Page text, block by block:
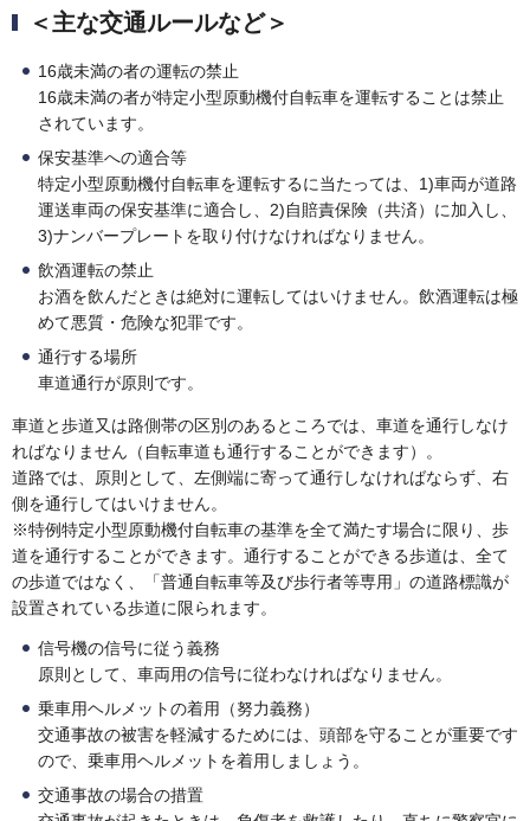
＜主な交通ルールなど＞
16歳未満の者の運転の禁止
16歳未満の者が特定小型原動機付自転車を運転することは禁止
されています。
保安基準への適合等
特定小型原動機付自転車を運転するに当たっては、1)車両が道路
運送車両の保安基準に適合し、2)自賠責保険（共済）に加入し、
3)ナンバープレートを取り付けなければなりません。
飲酒運転の禁止
お酒を飲んだときは絶対に運転してはいけません。飲酒運転は極
めて悪質・危険な犯罪です。
通行する場所
車道通行が原則です。
車道と歩道又は路側帯の区別のあるところでは、車道を通行しなけ
ればなりません（自転車道も通行することができます）。
道路では、原則として、左側端に寄って通行しなければならず、右
側を通行してはいけません。
※特例特定小型原動機付自転車の基準を全て満たす場合に限り、歩
道を通行することができます。通行することができる歩道は、全て
の歩道ではなく、「普通自転車等及び歩行者等専用」の道路標識が
設置されている歩道に限られます。
信号機の信号に従う義務
原則として、車両用の信号に従わなければなりません。
乗車用ヘルメットの着用（努力義務）
交通事故の被害を軽減するためには、頭部を守ることが重要です
ので、乗車用ヘルメットを着用しましょう。
交通事故の場合の措置